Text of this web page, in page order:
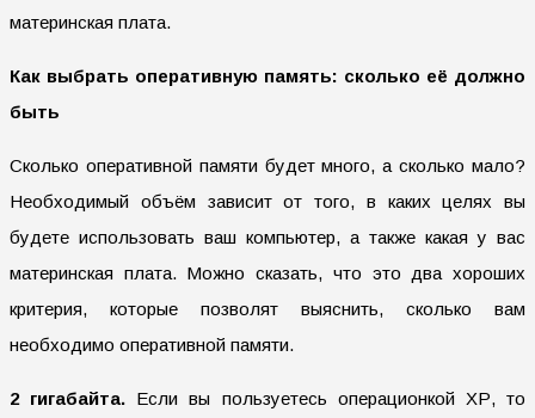
материнская плата.
Как выбрать оперативную память: сколько её должно
быть
Сколько оперативной памяти будет много, а сколько мало?
Необходимый объём зависит от того, в каких целях вы
будете использовать ваш компьютер, а также какая у вас
материнская плата. Можно сказать, что это два хороших
критерия, которые позволят выяснить, сколько вам
необходимо оперативной памяти.
2 гигабайта. Если вы пользуетесь операционкой ХР, то